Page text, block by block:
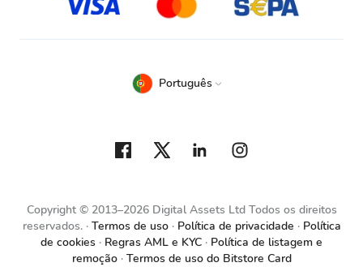
Copyright © 2013–2026 Digital Assets Ltd Todos os direitos
reservados.
Termos de uso Política de privacidade
Política
de cookies
Regras AML e KYC
Política de listagem e
remoção
Termos de uso do Bitstore Card
Português